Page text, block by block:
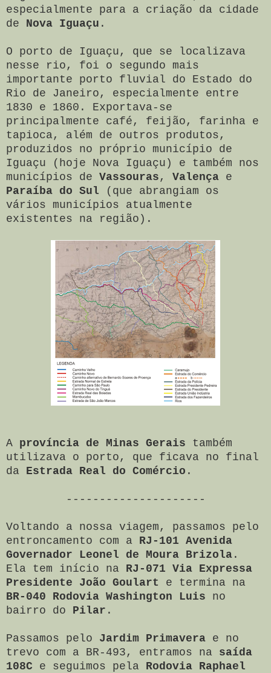
especialmente para a criação da cidade
de Nova Iguaçu .
O porto de Iguaçu, que se localizava
nesse rio, foi o segundo mais
importante porto fluvial do Estado do
Rio de Janeiro, especialmente entre
1830 e 1860. Exportava-se
principalmente café, feijão, farinha e
tapioca, além de outros produtos,
produzidos no próprio município de
Iguaçu (hoje Nova Iguaçu) e também nos
municípios de Vassouras , Valença e
Paraíba do Sul (que abrangiam os
vários municípios atualmente
existentes na região).
A província de Minas Gerais também
utilizava o porto, que ficava no final
da Estrada Real do Comércio .
---------------------
Voltando a nossa viagem, passamos pelo
entroncamento com a RJ-101 Avenida
Governador Leonel de Moura Brizola .
Ela tem início na RJ-071 Via Expressa
Presidente João Goulart e termina na
BR-040 Rodovia Washington Luis no
bairro do Pilar .
Passamos pelo Jardim Primavera e no
trevo com a BR-493, entramos na saída
108C e seguimos pela Rodovia Raphael